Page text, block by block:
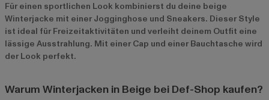
Für einen sportlichen Look kombinierst du deine beige
Winterjacke mit einer Jogginghose und Sneakers. Dieser Style
ist ideal für Freizeitaktivitäten und verleiht deinem Outfit eine
lässige Ausstrahlung. Mit einer Cap und einer Bauchtasche wird
der Look perfekt.
Warum Winterjacken in Beige bei Def-Shop kaufen?